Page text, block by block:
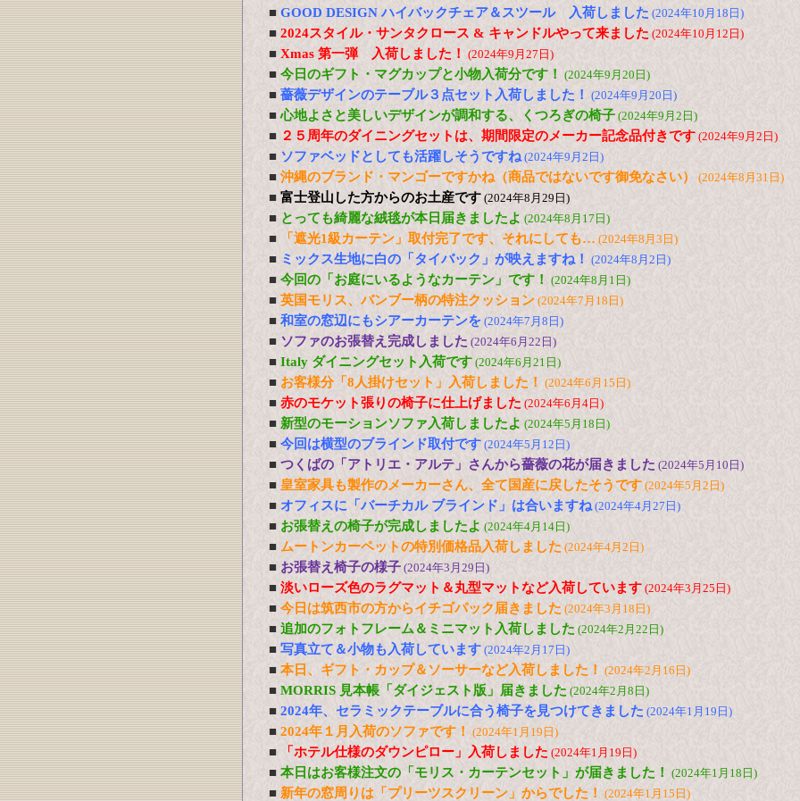
■ GOOD DESIGN ハイバックチェア＆スツール 入荷しました (2024年10月18日)
■ 2024スタイル・サンタクロース & キャンドルやって来ました (2024年10月12日)
■ Xmas 第一弾 入荷しました！ (2024年9月27日)
■ 今日のギフト・マグカップと小物入荷分です！ (2024年9月20日)
■ 薔薇デザインのテーブル３点セット入荷しました！ (2024年9月20日)
■ 心地よさと美しいデザインが調和する、くつろぎの椅子 (2024年9月2日)
■ ２５周年のダイニングセットは、期間限定のメーカー記念品付きです (2024年9月2日)
■ ソファベッドとしても活躍しそうですね(2024年9月2日)
■ 沖縄のブランド・マンゴーですかね（商品ではないです御免なさい） (2024年8月31日)
■ 富士登山した方からのお土産です (2024年8月29日)
■ とっても綺麗な絨毯が本日届きましたよ (2024年8月17日)
■ 「遮光1級カーテン」取付完了です、それにしても… (2024年8月3日)
■ ミックス生地に白の「タイバック」が映えますね！ (2024年8月2日)
■ 今回の「お庭にいるようなカーテン」です！ (2024年8月1日)
■ 英国モリス、バンブー柄の特注クッション (2024年7月18日)
■ 和室の窓辺にもシアーカーテンを (2024年7月8日)
■ ソファのお張替え完成しました (2024年6月22日)
■ Italy ダイニングセット入荷です (2024年6月21日)
■ お客様分「8人掛けセット」入荷しました！ (2024年6月15日)
■ 赤のモケット張りの椅子に仕上げました (2024年6月4日)
■ 新型のモーションソファ入荷しましたよ (2024年5月18日)
■ 今回は横型のブラインド取付です (2024年5月12日)
■ つくばの「アトリエ・アルテ」さんから薔薇の花が届きました (2024年5月10日)
■ 皇室家具も製作のメーカーさん、全て国産に戻したそうです (2024年5月2日)
■ オフィスに「バーチカル ブラインド」は合いますね(2024年4月27日)
■ お張替えの椅子が完成しましたよ (2024年4月14日)
■ ムートンカーペットの特別価格品入荷しました (2024年4月2日)
■ お張替え椅子の様子 (2024年3月29日)
■ 淡いローズ色のラグマット＆丸型マットなど入荷しています (2024年3月25日)
■ 今日は筑西市の方からイチゴパック届きました (2024年3月18日)
■ 追加のフォトフレーム＆ミニマット入荷しました (2024年2月22日)
■ 写真立て＆小物も入荷しています (2024年2月17日)
■ 本日、ギフト・カップ＆ソーサーなど入荷しました！ (2024年2月16日)
■ MORRIS 見本帳「ダイジェスト版」届きました (2024年2月8日)
■ 2024年、セラミックテーブルに合う椅子を見つけてきました (2024年1月19日)
■ 2024年１月入荷のソファです！ (2024年1月19日)
■ 「ホテル仕様のダウンピロー」入荷しました (2024年1月19日)
■ 本日はお客様注文の「モリス・カーテンセット」が届きました！ (2024年1月18日)
■ 新年の窓周りは「プリーツスクリーン」からでした！ (2024年1月15日)